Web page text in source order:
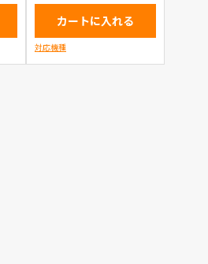
カートに入れる
対応機種